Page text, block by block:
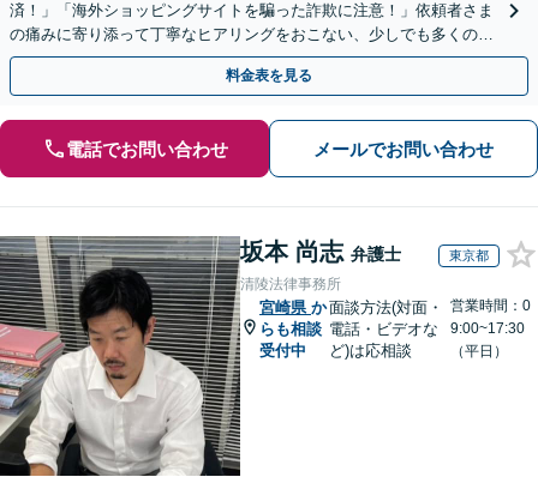
済！」「海外ショッピングサイトを騙った詐欺に注意！」依頼者さま
の痛みに寄り添って丁寧なヒアリングをおこない、少しでも多くの返
金が得られるよう尽力します！
料金表を見る
電話でお問い合わせ メールでお問い合わせ
坂本 尚志 弁護士 東京都
清陵法律事務所
宮崎県 か
らも相談
受付中
面談方法(対面・
電話・ビデオな
ど)は応相談
営業時間：0
9:00~17:30
（平日）